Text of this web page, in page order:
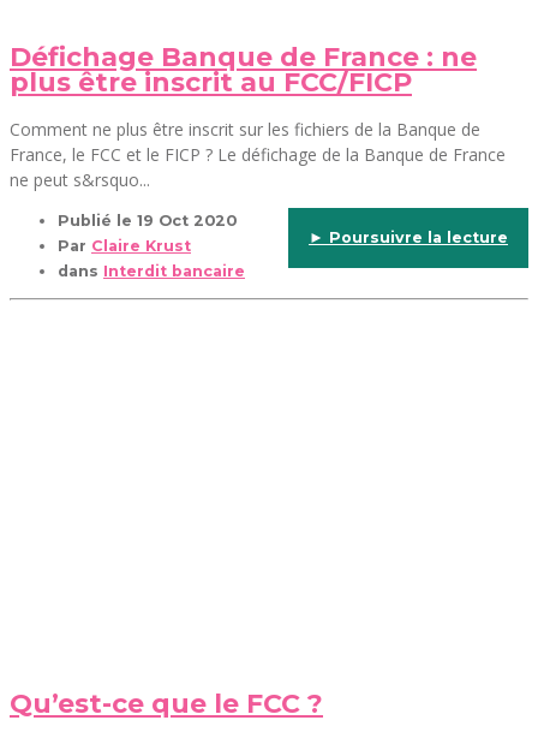
Défichage Banque de France : ne
plus être inscrit au FCC/FICP
Comment ne plus être inscrit sur les fichiers de la Banque de
France, le FCC et le FICP ? Le défichage de la Banque de France
ne peut s&rsquo...
Publié le 19 Oct 2020
Par Claire Krust
dans Interdit bancaire
► Poursuivre la lecture
Qu’est-ce que le FCC ?